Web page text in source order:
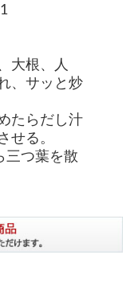
大根、人
、サッと炒
たらだし汁
せる。
三つ葉を散